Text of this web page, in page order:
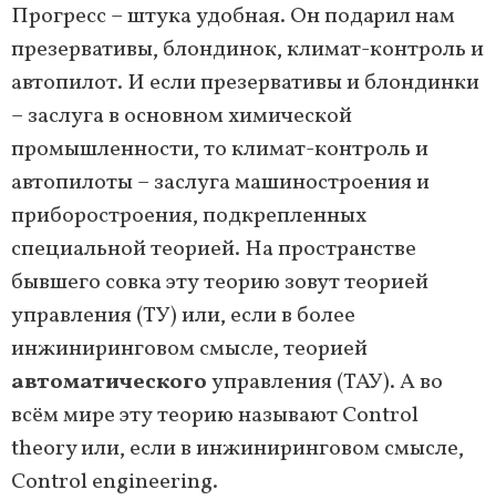
Прогресс – штука удобная. Он подарил нам
презервативы, блондинок, климат-контроль и
автопилот. И если презервативы и блондинки
– заслуга в основном химической
промышленности, то климат-контроль и
автопилоты – заслуга машиностроения и
приборостроения, подкрепленных
специальной теорией. На пространстве
бывшего совка эту теорию зовут теорией
управления (ТУ) или, если в более
инжиниринговом смысле, теорией
автоматическогоуправления (ТАУ). А во
всём мире эту теорию называют Control
theory или, если в инжиниринговом смысле,
Control engineering.